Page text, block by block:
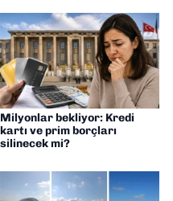
Milyonlar bekliyor: Kredi
kartı ve prim borçları
silinecek mi?